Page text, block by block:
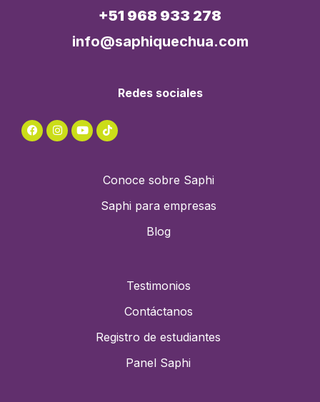
+51 968 933 278
info@saphiquechua.com
Redes sociales
Conoce sobre Saphi
Saphi para empresas
Blog
Testimonios
Contáctanos
Registro de estudiantes
Panel Saphi